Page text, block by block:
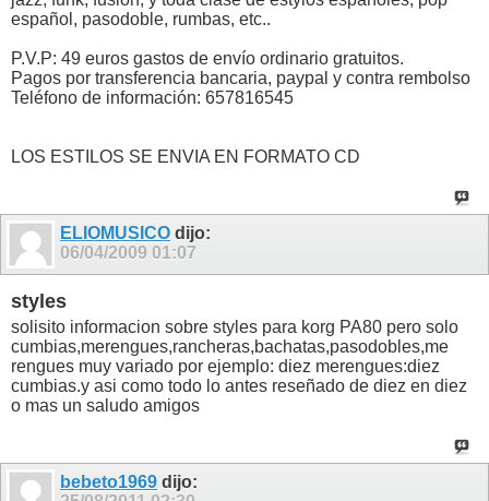
español, pasodoble, rumbas, etc..
P.V.P: 49 euros gastos de envío ordinario gratuitos.
Pagos por transferencia bancaria, paypal y contra rembolso
Teléfono de información: 657816545
LOS ESTILOS SE ENVIA EN FORMATO CD
ELIOMUSICO dijo:
06/04/2009 01:07
styles
solisito informacion sobre styles para korg PA80 pero solo
cumbias,merengues,rancheras,bachatas,pasodobles,me
rengues muy variado por ejemplo: diez merengues:diez
cumbias.y asi como todo lo antes reseñado de diez en diez
o mas un saludo amigos
bebeto1969 dijo: